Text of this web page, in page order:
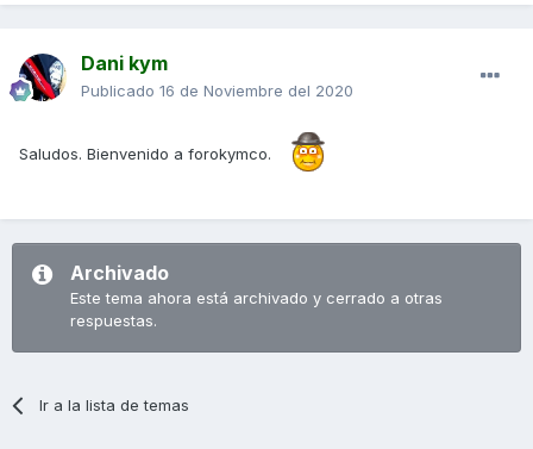
Dani kym
Publicado 16 de Noviembre del 2020
Saludos. Bienvenido a forokymco.
Archivado
Este tema ahora está archivado y cerrado a otras
respuestas.
Ir a la lista de temas